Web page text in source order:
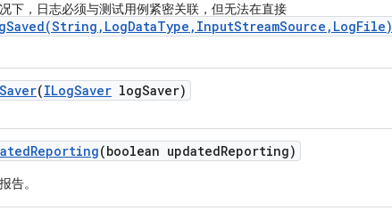
下，日志必须与测试用例紧密关联，但无法在直接
Saver(ILogSaver logSaver)
Reporting(boolean updatedReporting)
告。